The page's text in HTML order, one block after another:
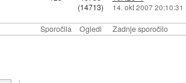
Sporočila Ogledi Zadnje sporočilo
(14713)
14. okt 2007 20:10:31